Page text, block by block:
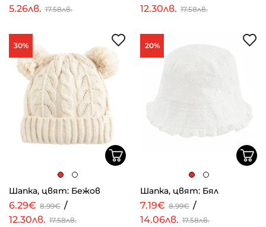
5.26лв. 17.58лв.
12.30лв. 17.58лв.
30%
Шапка, цвят: Бежов
6.29€ 8.99€ /
12.30лв. 17.58лв.
20%
Шапка, цвят: Бял
7.19€ 8.99€ /
14.06лв. 17.58лв.